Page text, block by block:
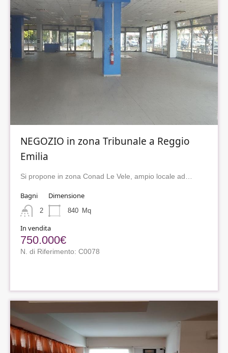
NEGOZIO in zona Tribunale a Reggio
Emilia
Si propone in zona Conad Le Vele, ampio locale ad…
Bagni
2
Dimensione
840 Mq
In vendita
750.000€
N. di Riferimento: C0078